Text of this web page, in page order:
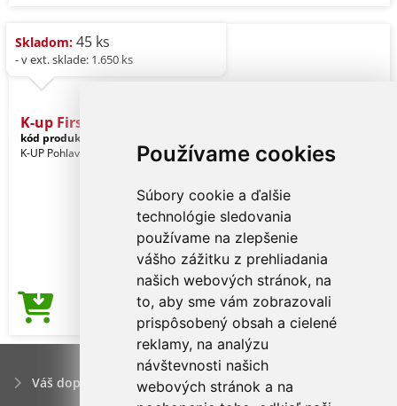
Používame cookies
Súbory cookie a ďalšie
technológie sledovania
používame na zlepšenie
vášho zážitku z prehliadania
našich webových stránok, na
to, aby sme vám zobrazovali
prispôsobený obsah a cielené
reklamy, na analýzu
návštevnosti našich
webových stránok a na
Skladom: 45 ks
- v ext. sklade: 1.650 ks
K-up First - 5 Panels Cap
kód produktu:
K-UP Pohlavie: Unisex
Cena od 1,31€
Váš dopyt